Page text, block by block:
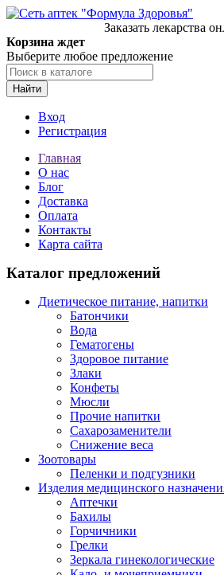
Заказать лекарства
Корзина ждет
Выберите любое предложение
Найти
Вход
Регистрация
Главная
О нас
Блог
Доставка
Оплата
Контакты
Карта сайта
Каталог предложений
Диетическое питание, напитки
Батончики
Вода
Гематогены
Здоровое питание
Злаки
Конфеты
Мюсли
Прочие напитки
Сахарозаменители
Снижение веса
Зоотовары
Пеленки и подгузники
Изделия медицинского
Аптечки
Бахилы
Горчичники
Грелки
Зеркала гинекологические